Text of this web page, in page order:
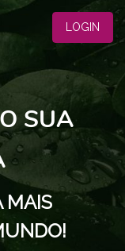
LOGIN
SUA
MAIS